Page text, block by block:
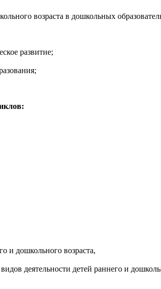
возраста в дошкольных
развитие;
и дошкольного возраста,
деятельности детей раннего и